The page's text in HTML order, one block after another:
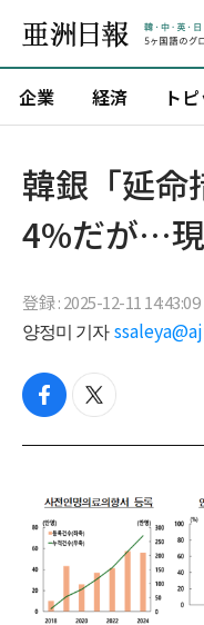
企業 経済 ト
韓銀「延命
4%だが…現
登録 : 2025-12-11 14:43:09
양정미 기자
f
c
o
o
k
t
i
e